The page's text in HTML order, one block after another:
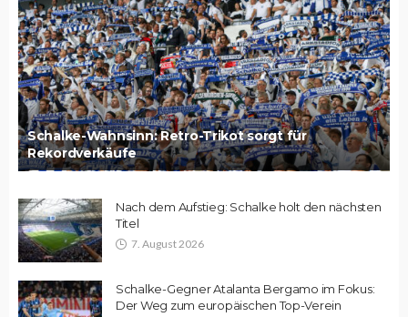
Schalke-Wahnsinn: Retro-Trikot sorgt für
Rekordverkäufe
Nach dem Aufstieg: Schalke holt den nächsten
Titel
7. August 2026
Schalke-Gegner Atalanta Bergamo im Fokus:
Der Weg zum europäischen Top-Verein